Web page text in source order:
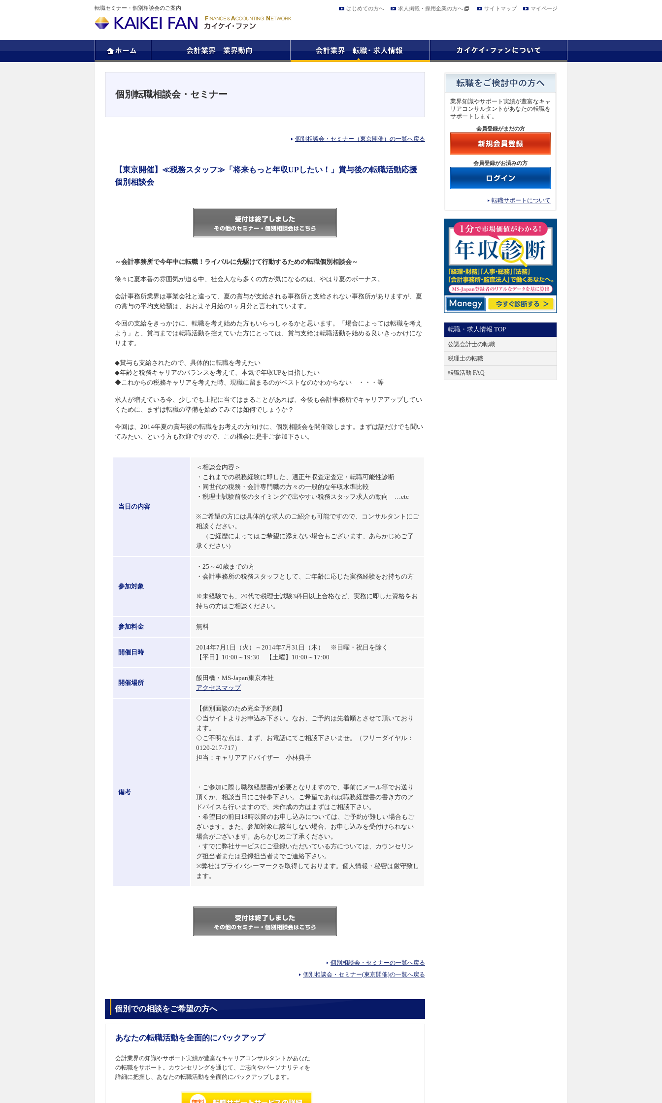
転職セミナー・個別相談会のご案内 はじめての方へ 求人掲載・採用企業の方へ サイトマップ マイページ
個別転職相談会・セミナー
個別相談会・セミナー（東京開催）の一覧へ戻る
【東京開催】≪税務スタッフ≫「将来もっと年収UPしたい！」賞与後の転職活動応援
個別相談会
～会計事務所で今年中に転職！ライバルに先駆けて行動するための転職個別相談会～
徐々に夏本番の雰囲気が迫る中、社会人なら多くの方が気になるのは、やはり夏のボーナス。
会計事務所業界は事業会社と違って、夏の賞与が支給される事務所と支給されない事務所がありますが、夏
の賞与の平均支給額は、おおよそ月給の1ヶ月分と言われています。
今回の支給をきっかけに、転職を考え始めた方もいらっしゃるかと思います。「場合によっては転職を考え
よう」と、賞与までは転職活動を控えていた方にとっては、賞与支給は転職活動を始める良いきっかけにな
ります。
◆賞与も支給されたので、具体的に転職を考えたい
◆年齢と税務キャリアのバランスを考えて、本気で年収UPを目指したい
◆これからの税務キャリアを考えた時、現職に留まるのがベストなのかわからない ・・・等
求人が増えている今、少しでも上記に当てはまることがあれば、今後も会計事務所でキャリアアップしてい
くために、まずは転職の準備を始めてみては如何でしょうか？
今回は、2014年夏の賞与後の転職をお考えの方向けに、個別相談会を開催致します。まずは話だけでも聞い
てみたい、という方も歓迎ですので、この機会に是非ご参加下さい。
当日の内容
＜相談会内容＞
・これまでの税務経験に即した、適正年収査定査定・転職可能性診断
・同世代の税務・会計専門職の方々の一般的な年収水準比較
・税理士試験前後のタイミングで出やすい税務スタッフ求人の動向 …etc
※ご希望の方には具体的な求人のご紹介も可能ですので、コンサルタントにご
相談ください。
（ご経歴によってはご希望に添えない場合もございます、あらかじめご了
承ください）
参加対象
・25～40歳までの方
・会計事務所の税務スタッフとして、ご年齢に応じた実務経験をお持ちの方
※未経験でも、20代で税理士試験3科目以上合格など、実務に即した資格をお
持ちの方はご相談ください。
参加料金 無料
開催日時
2014年7月1日（火）～2014年7月31日（木） ※日曜・祝日を除く
【平日】10:00～19:30 【土曜】10:00～17:00
開催場所
飯田橋・MS-Japan東京本社
アクセスマップ
備考
【個別面談のため完全予約制】
◇当サイトよりお申込み下さい。なお、ご予約は先着順とさせて頂いており
ます。
◇ご不明な点は、まず、お電話にてご相談下さいませ。（フリーダイヤル：
0120-217-717）
担当：キャリアアドバイザー 小林典子
・ご参加に際し職務経歴書が必要となりますので、事前にメール等でお送り
頂くか、相談当日にご持参下さい。ご希望であれば職務経歴書の書き方のア
ドバイスも行いますので、未作成の方はまずはご相談下さい。
・希望日の前日18時以降のお申し込みについては、ご予約が難しい場合もご
ざいます。また、参加対象に該当しない場合、お申し込みを受付けられない
場合がございます。あらかじめご了承ください。
・すでに弊社サービスにご登録いただいている方については、カウンセリン
グ担当者または登録担当者までご連絡下さい。
※弊社はプライバシーマークを取得しております。個人情報・秘密は厳守致し
ます。
個別相談会・セミナーの一覧へ戻る
個別相談会・セミナー(東京開催)の一覧へ戻る
個別での相談をご希望の方へ
あなたの転職活動を全面的にバックアップ
会計業界の知識やサポート実績が豊富なキャリアコンサルタントがあなた
の転職をサポート。カウンセリングを通じて、ご志向やパーソナリティを
詳細に把握し、あなたの転職活動を全面的にバックアップします。
業界知識やサポート実績が豊富なキャ
リアコンサルタントがあなたの転職を
サポートします。
会員登録がまだの方
会員登録がお済みの方
転職サポートについて
転職・求人情報 TOP
公認会計士の転職
税理士の転職
転職活動 FAQ